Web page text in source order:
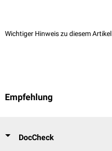
Wichtiger Hinweis zu diesem Artikel
Empfehlung
DocCheck